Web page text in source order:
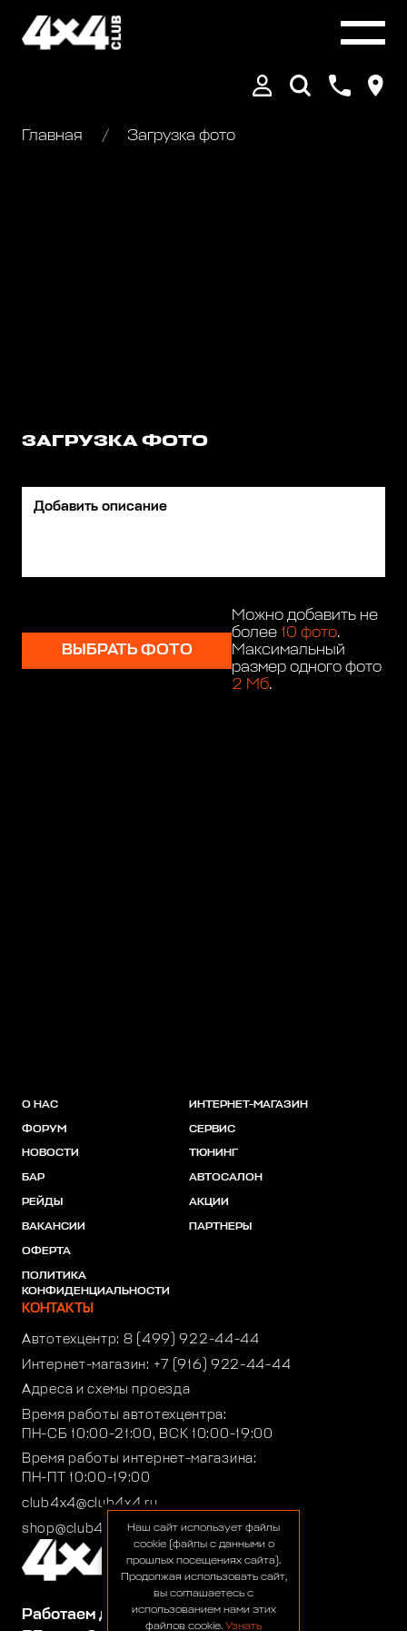
Главная Загрузка фото
ЗАГРУЗКА ФОТО
ВЫБРАТЬ ФОТО
Можно добавить не
более 10 фото.
Максимальный
размер одного фото
2 Мб.
Работаем для вас:
О НАС
ФОРУМ
НОВОСТИ
БАР
РЕЙДЫ
ВАКАНСИИ
ОФЕРТА
ПОЛИТИКА
КОНФИДЕНЦИАЛЬНОСТИ
ИНТЕРНЕТ-МАГАЗИН
СЕРВИС
ТЮНИНГ
АВТОСАЛОН
АКЦИИ
ПАРТНЕРЫ
КОНТАКТЫ
Автотехцентр: 8 (499) 922-44-44
Интернет-магазин: +7 (916) 922-44-44
Адреса и схемы проезда
Время работы автотехцентра:
ПН-СБ 10:00-21:00, ВСК 10:00-19:00
Время работы интернет-магазина:
ПН-ПТ 10:00-19:00
club4x4@club4x4.ru
shop@club4x4.ruНаш сайт использует файлы
cookie (файлы с данными о
прошлых посещениях сайта).
Продолжая использовать сайт,
вы соглашаетесь с
использованием нами этих
файлов cookie. Узнать